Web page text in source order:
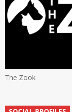
The Zook